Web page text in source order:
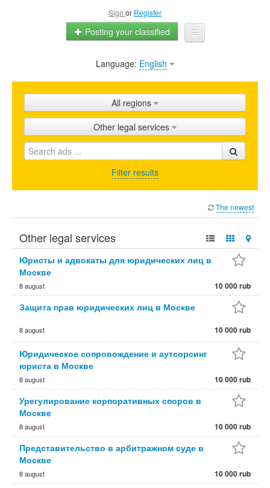
Sign or Register
Posting your classified
Home
Shops
Promotion
FAQ
Language: English
All regions
Other legal services
Filter results
The newest
Other legal services
Юристы и адвокаты для юридических лиц в
Москве
8 august 10 000 rub
Защита прав юридических лиц в Москве
8 august 10 000 rub
Юридическое сопровождение и аутсорсинг
юриста в Москве
8 august 10 000 rub
Урегулирование корпоративных споров в
Москве
8 august 10 000 rub
Представительство в арбитражном суде в
Москве
8 august 10 000 rub